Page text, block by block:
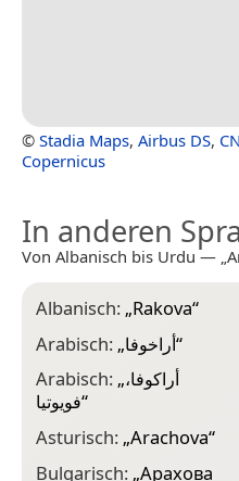
© Stadia Maps, Airbus DS,
Copernicus
In anderen
Von Albanisch bis Urdu —
Albanisch: „Rakova“
Arabisch: „أراخوفا“
Arabisch: „أراكوفا،
فويوتيا“
Asturisch: „Arachova“
Bulgarisch: „Арахова